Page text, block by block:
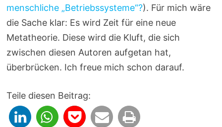
menschliche „Betriebssysteme“?). Für mich wäre
die Sache klar: Es wird Zeit für eine neue
Metatheorie. Diese wird die Kluft, die sich
zwischen diesen Autoren aufgetan hat,
überbrücken. Ich freue mich schon darauf.
Teile diesen Beitrag: